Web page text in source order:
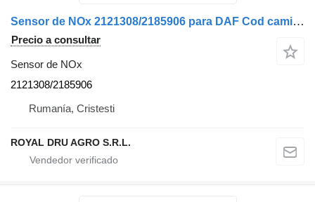
Sensor de NOx 2121308/2185906 para DAF Cod camión
Precio a consultar
Sensor de NOx
2121308/2185906
Rumanía, Cristesti
ROYAL DRU AGRO S.R.L.